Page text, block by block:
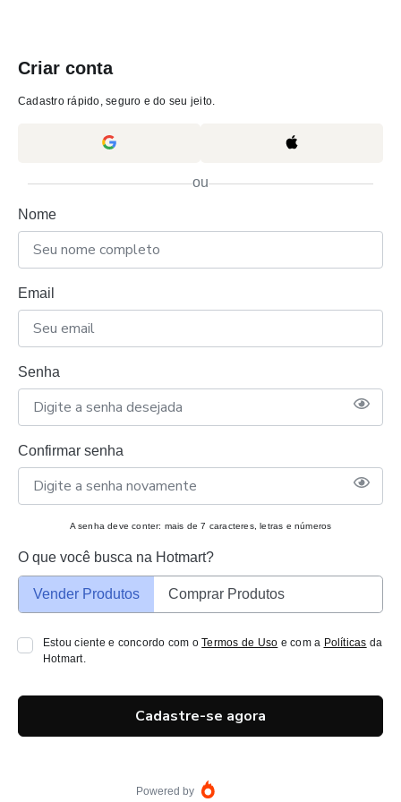
Criar conta
Cadastro rápido, seguro e do seu jeito.
ou
Nome
Email
Senha
Confirmar senha
A senha deve conter: mais de 7 caracteres, letras e números
O que você busca na Hotmart?
Vender Produtos Comprar Produtos
Estou ciente e concordo com oTermos de Uso e com a Políticas da
Hotmart.
Cadastre-se agora
Powered by